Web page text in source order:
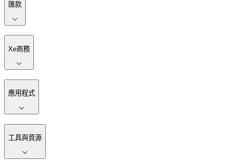
匯款
Xe商務
應用程式
工具與資源